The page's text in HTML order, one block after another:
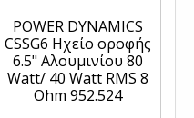
POWER DYNAMICS
CSSG6 Ηχείο οροφής
6.5" Αλουμινίου 80
Watt/ 40 Watt RMS 8
Ohm 952.524